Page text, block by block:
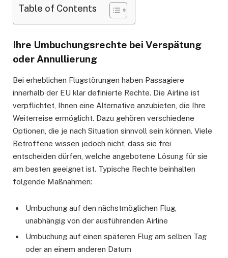
Table of Contents
Ihre Umbuchungsrechte bei Verspätung
oder Annullierung
Bei erheblichen Flugstörungen haben Passagiere
innerhalb der EU klar definierte Rechte. Die Airline ist
verpflichtet, Ihnen eine Alternative anzubieten, die Ihre
Weiterreise ermöglicht. Dazu gehören verschiedene
Optionen, die je nach Situation sinnvoll sein können. Viele
Betroffene wissen jedoch nicht, dass sie frei
entscheiden dürfen, welche angebotene Lösung für sie
am besten geeignet ist. Typische Rechte beinhalten
folgende Maßnahmen:
Umbuchung auf den nächstmöglichen Flug,
unabhängig von der ausführenden Airline
Umbuchung auf einen späteren Flug am selben Tag
oder an einem anderen Datum